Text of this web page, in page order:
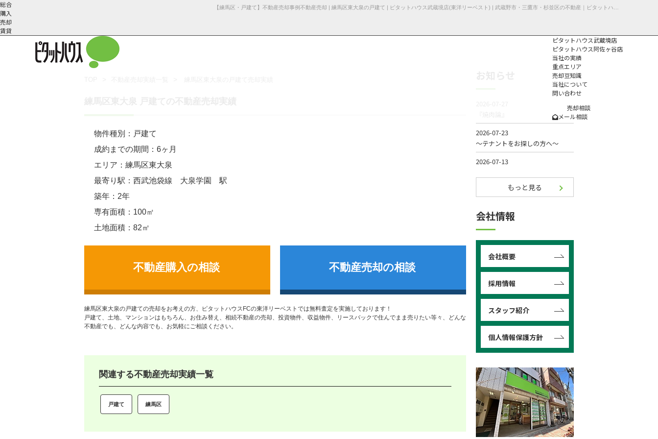
総合
購入
売却
賃貸
ピタットハウス武蔵境店
ピタットハウス阿佐ヶ谷店
当社の実績
重点エリア
売却豆知識
当社について
問い合わせ
売却相談
メール相談
物件種別：戸建て
成約までの期間：6ヶ月
エリア：練馬区東大泉
最寄り駅：西武池袋線 大泉学園 駅
築年：2年
専有面積：100㎡
土地面積：82㎡
不動産購入の相談 不動産売却の相談
練馬区東大泉の戸建ての売却をお考えの方、ピタットハウスFCの東洋リーベストでは無料査定を実施しております！
戸建て、土地、マンションはもちろん、お住み替え、相続不動産の売却、投資物件、収益物件、リースバックで住んでまま売りたい等々、どんな
不動産でも、どんな内容でも、お気軽にご相談ください。
関連する不動産売却実績一覧
戸建て 練馬区
もっと見る
会社情報
会社概要
採用情報
スタッフ紹介
個人情報保護方針